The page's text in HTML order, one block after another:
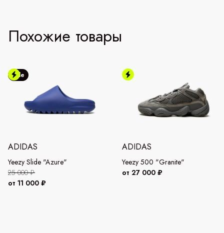
Похожие товары
Sale
ADIDAS
Yeezy Slide "Azure"
25 000 ₽
от 11 000 ₽
ADIDAS
Yeezy 500 "Granite"
от 27 000 ₽